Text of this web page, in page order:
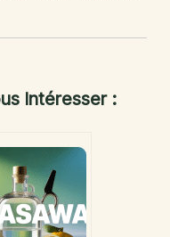
Intéresser :